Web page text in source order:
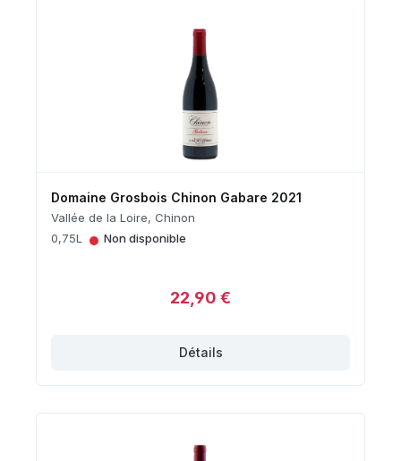
Domaine Grosbois Chinon Gabare 2021
Vallée de la Loire, Chinon
0,75L
• Non disponible
22,90 €
Détails